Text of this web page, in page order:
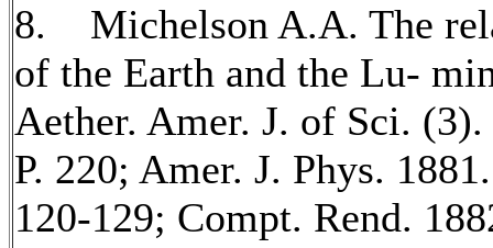
8. Michelson A.A. The
of the Earth and the Lu-
Aether. Amer. J. of Sci.
P. 220; Amer. J. Phys.
120-129; Compt. Rend.